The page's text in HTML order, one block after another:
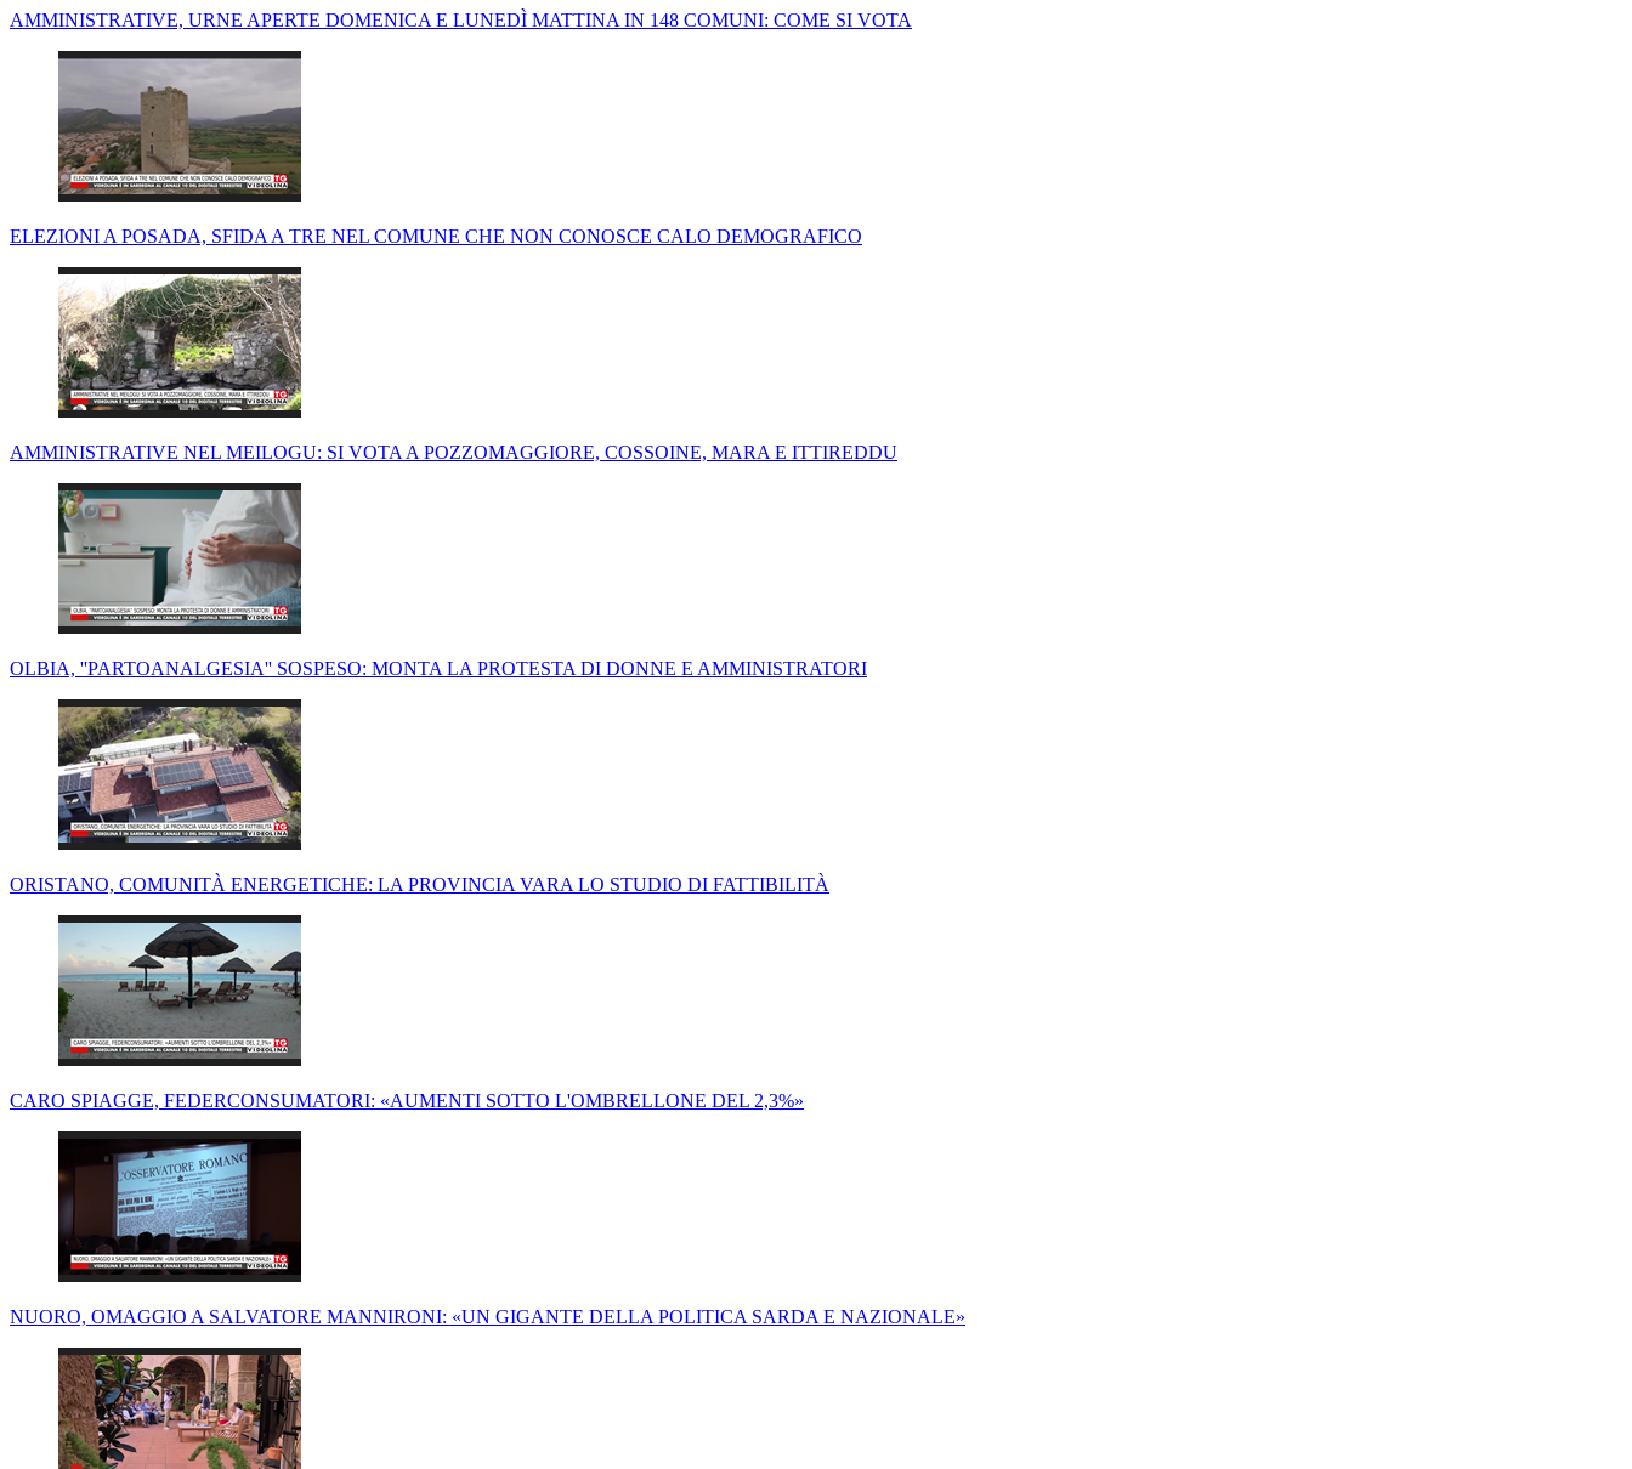
AMMINISTRATIVE, URNE APERTE DOMENICA E LUNEDÌ MATTINA IN 148 COMUNI: COME SI VOTA
ELEZIONI A POSADA, SFIDA A TRE NEL COMUNE CHE NON CONOSCE CALO DEMOGRAFICO
AMMINISTRATIVE NEL MEILOGU: SI VOTA A POZZOMAGGIORE, COSSOINE, MARA E ITTIREDDU
OLBIA, ''PARTOANALGESIA'' SOSPESO: MONTA LA PROTESTA DI DONNE E AMMINISTRATORI
ORISTANO, COMUNITÀ ENERGETICHE: LA PROVINCIA VARA LO STUDIO DI FATTIBILITÀ
CARO SPIAGGE, FEDERCONSUMATORI: «AUMENTI SOTTO L'OMBRELLONE DEL 2,3%»
NUORO, OMAGGIO A SALVATORE MANNIRONI: «UN GIGANTE DELLA POLITICA SARDA E NAZIONALE»